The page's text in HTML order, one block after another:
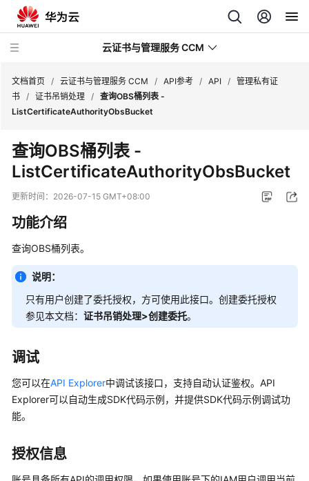
云证书与管理服务 CCM
新
动
态
服
务
公
告
产
品
介
绍
计
说
明
速
入
文档首页 / 云证书与管理服务 CCM / API参考 / API / 管理私有证
书 / 证书吊销处理 / 查询OBS桶列表 -
ListCertificateAuthorityObsBucket
查询OBS桶列表 -
ListCertificateAuthorityObsBucket
更新时间： 2026-07-15 GMT+08:00
功能介绍
查询OBS桶列表。
说明：
只有用户创建了委托授权，方可使用此接口。创建委托授权
参见本文档： 证书吊销处理>创建委托。
调试
您可以在API Explorer中调试该接口，支持自动认证鉴权。API
Explorer可以自动生成SDK代码示例，并提供SDK代码示例调试功
能。
授权信息